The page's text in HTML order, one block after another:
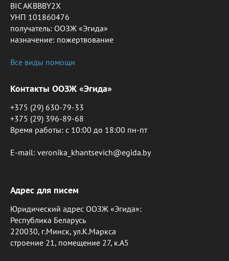
BIC AKBBBY2X
УНП 101860476
получатель: ООЗЖ «Эгида»
назначение: пожертвование
Все виды помощи
Контакты ООЗЖ «Эгида»
+375 (29) 630-79-33
+375 (29) 396-89-68
Время работы: c 10:00 до 18:00 пн-пт
E-mail: veronika_khantsevich@egida.by
Адрес для писем
Юридический адрес ООЗЖ «Эгида»:
Республика Беларусь
220030, г.Минск, ул.К.Маркса
строение 21, помещение 27, к.А5